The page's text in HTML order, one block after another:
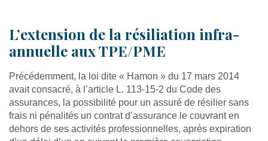
L’extension de la résiliation infra-
annuelle aux TPE/PME
Précédemment, la loi dite « Hamon » du 17 mars 2014
avait consacré, à l’article L. 113-15-2 du Code des
assurances, la possibilité pour un assuré de résilier sans
frais ni pénalités un contrat d’assurance le couvrant en
dehors de ses activités professionnelles, après expiration